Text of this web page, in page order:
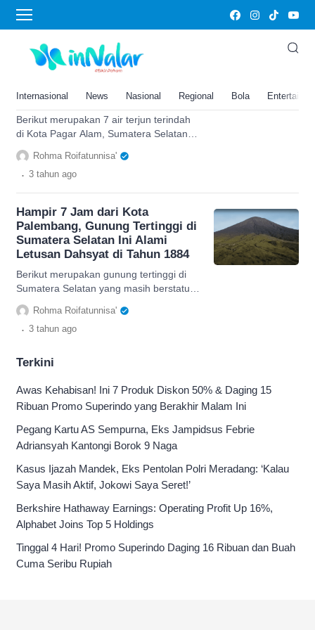
Internasional News Nasional Regional Bola
Gunung Dempo
Mayoritas Ada di Kawasan
Gunung Dempo, Inilah Top 7 Air
Alam Sumatera Selatan
Berikut merupakan 7 air terjun terindah
di Kota Pagar Alam, Sumatera Selatan
yang mayoritas berada di kawasan
Gunung Dempo.
Rohma Roifatunnisa'
. 3 tahun ago
Hampir 7 Jam dari Kota
Palembang, Gunung Tertinggi di
Sumatera Selatan Ini Alami
Letusan Dahsyat di Tahun 1884
Berikut merupakan gunung tertinggi di
Sumatera Selatan yang masih berstatus
gunung berapi aktif dan pernah meletus
dahsyat pada tahun 1884.
Rohma Roifatunnisa'
. 3 tahun ago
Terkini
Awas Kehabisan! Ini 7 Produk Diskon 50% & Daging 15
Ribuan Promo Superindo yang Berakhir Malam Ini
Pegang Kartu AS Sempurna, Eks Jampidsus Febrie
Adriansyah Kantongi Borok 9 Naga
Kasus Ijazah Mandek, Eks Pentolan Polri Meradang: ‘Kalau
Saya Masih Aktif, Jokowi Saya Seret!’
Berkshire Hathaway Earnings: Operating Profit Up 16%,
Alphabet Joins Top 5 Holdings
Tinggal 4 Hari! Promo Superindo Daging 16 Ribuan dan Buah
Cuma Seribu Rupiah